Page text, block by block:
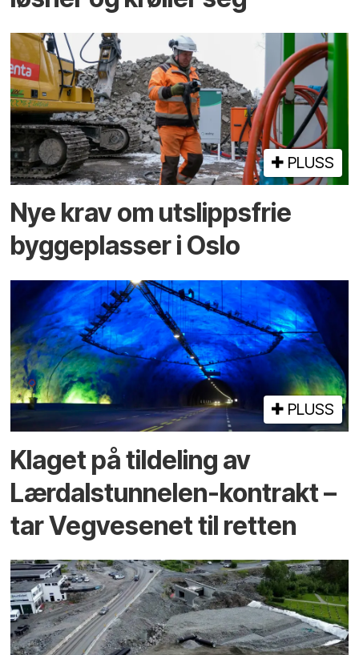
PLUSS
Nye krav om utslippsfrie
byggeplasser i Oslo
PLUSS
Klaget på tildeling av
Lærdalstunnelen-kontrakt –
tar Vegvesenet til retten